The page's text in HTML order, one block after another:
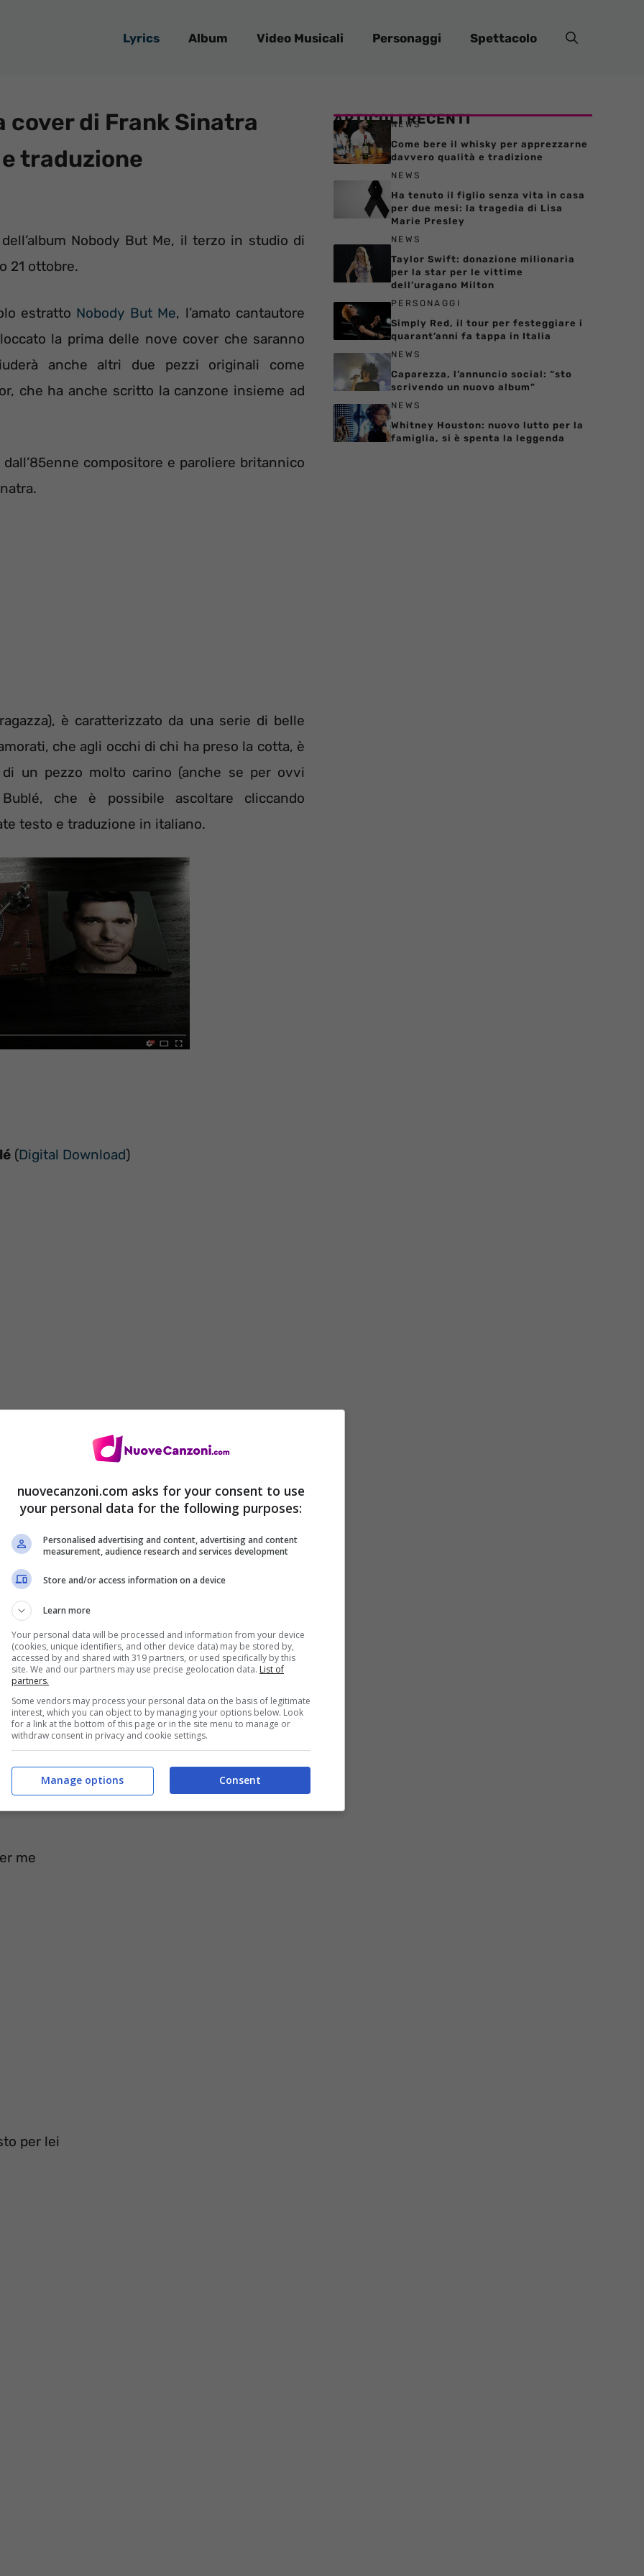
Lyrics Album Video Musicali Personaggi Spettacolo
cover di Frank Sinatra
e traduzione
Nobody But Me, il terzo in studio di
21 ottobre.
estratto Nobody But Me, l’amato cantautore
la prima delle nove cover che saranno
anche altri due pezzi originali come
che ha anche scritto la canzone insieme ad
compositore e paroliere britannico
è caratterizzato da una serie di belle
che agli occhi di chi ha preso la cotta, è
un pezzo molto carino (anche se per ovvi
che è possibile ascoltare cliccando
testo e traduzione in italiano.
(Digital Download)
una cotta
dolce da mangiare
imbambolato
per me
da mangiare
me
per lei
ARTICOLI RECENTI
NEWS
Come bere il whisky per apprezzarne
davvero qualità e tradizione
NEWS
Ha tenuto il figlio senza vita in casa
per due mesi: la tragedia di Lisa
Marie Presley
NEWS
Taylor Swift: donazione milionaria
per la star per le vittime
dell’uragano Milton
PERSONAGGI
Simply Red, il tour per festeggiare i
quarant’anni fa tappa in Italia
NEWS
Caparezza, l’annuncio social: “sto
scrivendo un nuovo album”
NEWS
Whitney Houston: nuovo lutto per la
famiglia, si è spenta la leggenda
nuovecanzoni.com asks for your consent to use
your personal data for the following purposes:
Personalised advertising and content, advertising and content
measurement, audience research and services development
Store and/or access information on a device
Learn more
Your personal data will be processed and information from your device
(cookies, unique identifiers, and other device data) may be stored by,
accessed by and shared with 319 partners, or used specifically by this
site. We and our partners may use precise geolocation data. List of
partners.
Some vendors may process your personal data on the basis of legitimate
interest, which you can object to by managing your options below. Look
for a link at the bottom of this page or in the site menu to manage or
withdraw consent in privacy and cookie settings.
Consent
Manage options